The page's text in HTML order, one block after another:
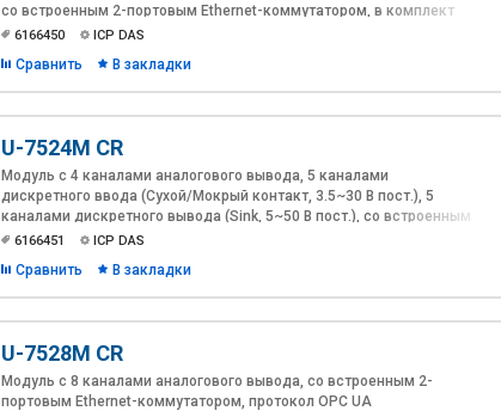
со встроенным 2-портовым Ethernet-коммутатором, в комплект
поставки входит DB-1820, протокол OPC UA
6166450 ICP DAS
Сравнить В закладки
U-7524M CR
Модуль с 4 каналами аналогового вывода, 5 каналами
дискретного ввода (Сухой/Мокрый контакт, 3.5~30 В пост.), 5
каналами дискретного вывода (Sink, 5~50 В пост.), со встроенным
2-портовым Ethernet-коммутатором, протокол OPC UA
6166451 ICP DAS
Сравнить В закладки
U-7528M CR
Модуль с 8 каналами аналогового вывода, со встроенным 2-
портовым Ethernet-коммутатором, протокол OPC UA